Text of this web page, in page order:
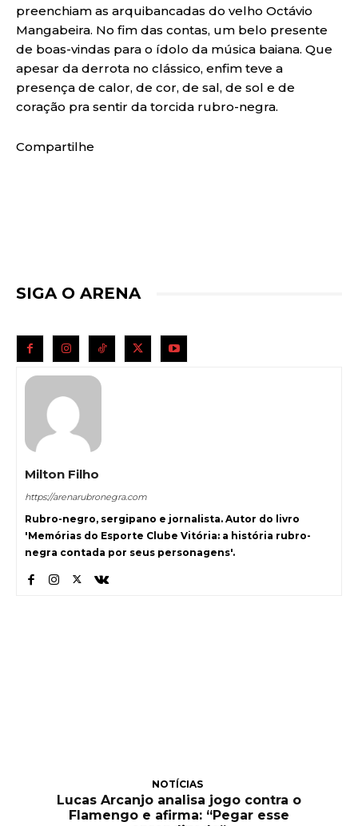
preenchiam as arquibancadas do velho Octávio
Mangabeira. No fim das contas, um belo presente
de boas-vindas para o ídolo da música baiana. Que
apesar da derrota no clássico, enfim teve a
presença de calor, de cor, de sal, de sol e de
coração pra sentir da torcida rubro-negra.
Compartilhe
SIGA O ARENA
Milton Filho
https://arenarubronegra.com
Rubro-negro, sergipano e jornalista. Autor do livro
'Memórias do Esporte Clube Vitória: a história rubro-
negra contada por seus personagens'.
NOTÍCIAS
Lucas Arcanjo analisa jogo contra o
Flamengo e afirma: “Pegar esse